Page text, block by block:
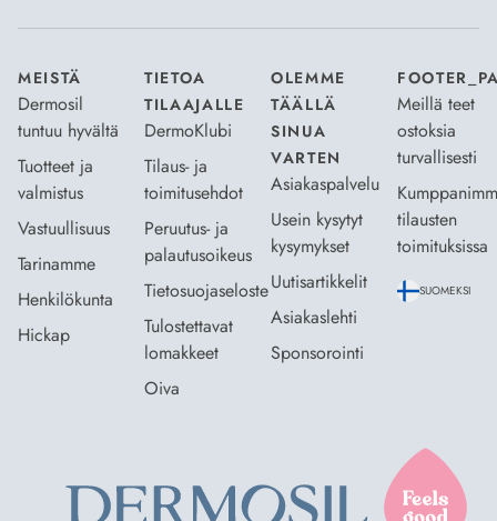
MEISTÄ
Dermosil
tuntuu hyvältä
Tuotteet ja
valmistus
Vastuullisuus
Tarinamme
Henkilökunta
Hickap
TIETOA
TILAAJALLE
DermoKlubi
Tilaus- ja
toimitusehdot
Peruutus- ja
palautusoikeus
Tietosuojaseloste
Tulostettavat
lomakkeet
Oiva
OLEMME
TÄÄLLÄ
SINUA
VARTEN
Asiakaspalvelu
Usein kysytyt
kysymykset
Uutisartikkelit
Asiakaslehti
Sponsorointi
Meillä teet
ostoksia
turvallisesti
tilausten
toimituksissa
SUOMEKSI